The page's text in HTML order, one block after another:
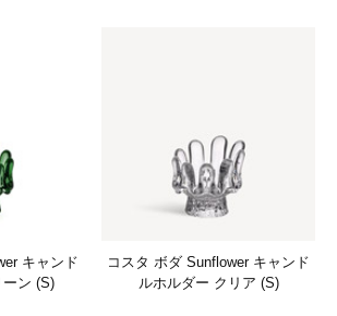
キャンド
ーン (S)
コスタ ボダ Sunflower キャンド
ルホルダー クリア (S)